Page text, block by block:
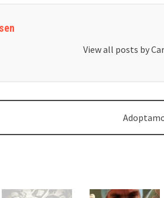
View all posts by